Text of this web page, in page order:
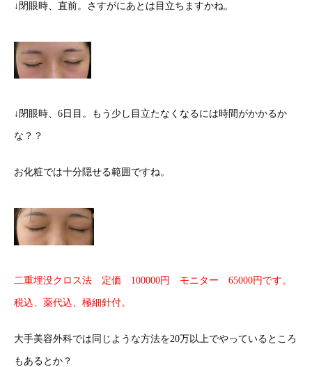
↓閉眼時、直前。さすがにあとは目立ちますかね。
↓閉眼時、6日目。もう少し目立たなくなるには時間がかかるか
な？？
お化粧では十分隠せる範囲ですね。
二重埋没クロス法 定価 100000円 モニター 65000円です。
税込、薬代込、極細針付。
大手美容外科では同じような方法を20万以上でやっているところ
もあるとか？